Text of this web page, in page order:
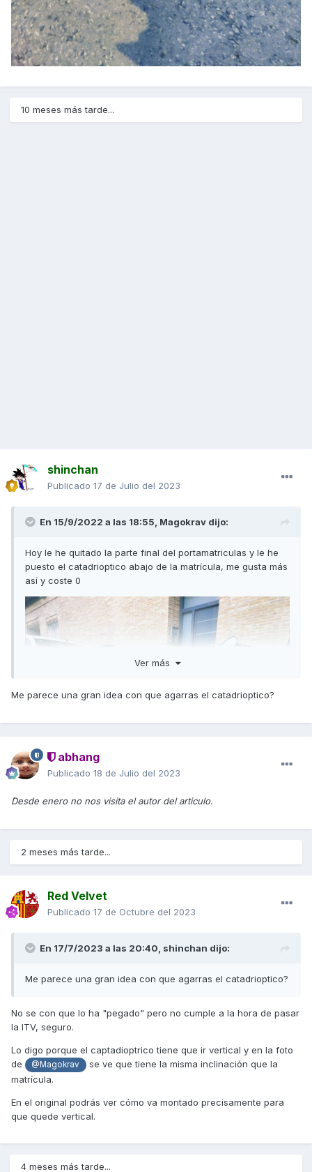
10 meses más tarde...
shinchan
Publicado 17 de Julio del 2023
En 15/9/2022 a las 18:55, Magokrav dijo:
Hoy le he quitado la parte final del portamatriculas y le he
puesto el catadrioptico abajo de la matrícula, me gusta más
así y coste 0
Ver más
Me parece una gran idea con que agarras el catadrioptico?
abhang
Publicado 18 de Julio del 2023
Desde enero no nos visita el autor del articulo.
2 meses más tarde...
Red Velvet
Publicado 17 de Octubre del 2023
En 17/7/2023 a las 20:40, shinchan dijo:
Me parece una gran idea con que agarras el catadrioptico?
No se con que lo ha "pegado" pero no cumple a la hora de pasar
la ITV, seguro.
Lo digo porque el captadioptrico tiene que ir vertical y en la foto
de
@Magokrav
se ve que tiene la misma inclinación que la
matrícula.
En el original podrás ver cómo va montado precisamente para
que quede vertical.
4 meses más tarde...